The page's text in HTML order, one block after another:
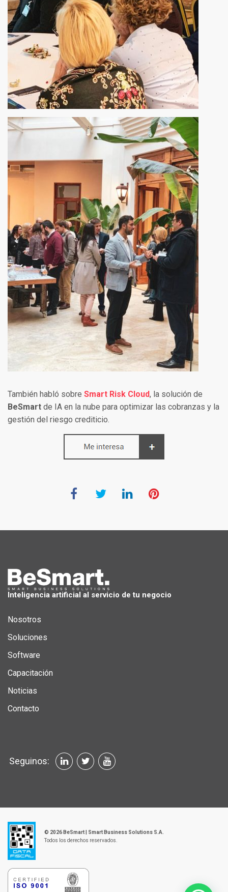
También habló sobre Smart Risk Cloud, la solución de
BeSmart de IA en la nube para optimizar las cobranzas y la
gestión del riesgo crediticio.
Inteligencia artificial al servicio de tu negocio
Nosotros
Soluciones
Software
Capacitación
Noticias
Contacto
Seguinos:
© 2026 BeSmart | Smart Business Solutions S.A.
Todos los derechos reservados.